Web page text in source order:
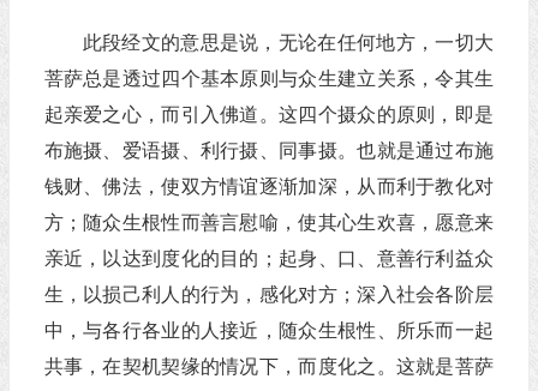
此段经文的意思是说，无论在任何地方，一切大
菩萨总是透过四个基本原则与众生建立关系，令其生
起亲爱之心，而引入佛道。这四个摄众的原则，即是
布施摄、爱语摄、利行摄、同事摄。也就是通过布施
钱财、佛法，使双方情谊逐渐加深，从而利于教化对
方；随众生根性而善言慰喻，使其心生欢喜，愿意来
亲近，以达到度化的目的；起身、口、意善行利益众
生，以损己利人的行为，感化对方；深入社会各阶层
中，与各行各业的人接近，随众生根性、所乐而一起
共事，在契机契缘的情况下，而度化之。这就是菩萨